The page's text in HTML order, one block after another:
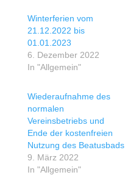
Winterferien vom
21.12.2022 bis
01.01.2023
6. Dezember 2022
In "Allgemein"
Wiederaufnahme des
normalen
Vereinsbetriebs und
Ende der kostenfreien
Nutzung des Beatusbads
9. März 2022
In "Allgemein"